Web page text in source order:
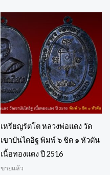
เหรียญรัตโต หลวงพ่อแดง วัด
เขาบันไดอิฐ พิมพ์ ๖ ชิด ๑ หัวตัน
เนื้อทองแดง ปี 2516
ขายแล้ว